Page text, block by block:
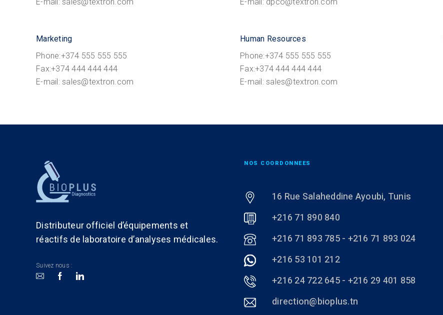
Marketing
Phone:+374 555 555 555
Fax:+374 444 444 444
E-mail: sales@textron.com
Human Resources
Phone:+374 555 555 555
Fax:+374 444 444 444
E-mail: sales@textron.com
Distributeur officiel d’équipements et
réactifs de laboratoire d’analyses médicales.
Suivez nous :
NOS COORDONNEES
16 Rue Salaheddine Ayoubi, Tunis
+216 71 890 840
+216 71 893 785 - +216 71 893 024
+216 53 101 212
+216 24 722 645 - +216 29 401 858
direction@bioplus.tn